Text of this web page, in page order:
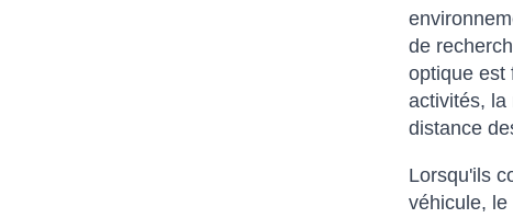
de
optique est
activités, la
distance
Lorsqu'ils
véhicule,